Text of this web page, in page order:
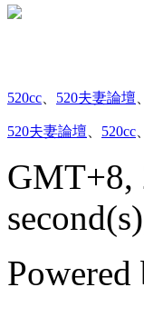
520cc 520夫妻論壇
520夫妻論壇 520cc
GMT+8,
Powered